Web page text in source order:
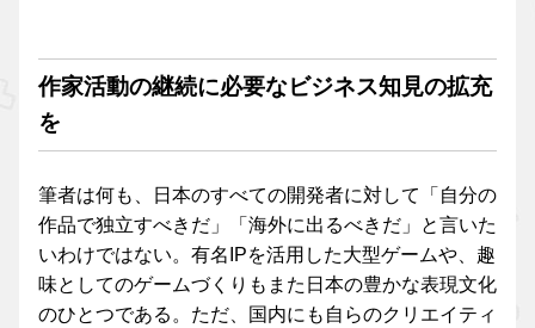
作家活動の継続に必要なビジネス知見の拡充
を
筆者は何も、日本のすべての開発者に対して「自分の
作品で独立すべきだ」「海外に出るべきだ」と言いた
いわけではない。有名IPを活用した大型ゲームや、趣
味としてのゲームづくりもまた日本の豊かな表現文化
のひとつである。ただ、国内にも自らのクリエイティ